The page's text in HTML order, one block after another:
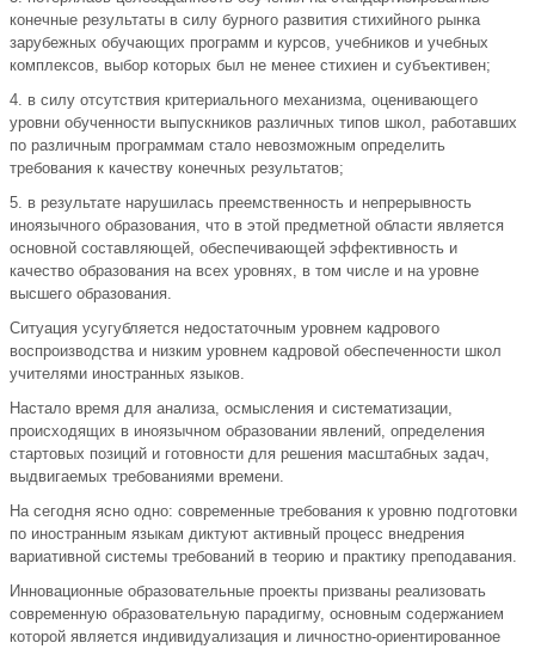
конечные результаты в силу бурного развития стихийного рынка
зарубежных обучающих программ и курсов, учебников и учебных
комплексов, выбор которых был не менее стихиен и субъективен;
4. в силу отсутствия критериального механизма, оценивающего
уровни обученности выпускников различных типов школ, работавших
по различным программам стало невозможным определить
требования к качеству конечных результатов;
5. в результате нарушилась преемственность и непрерывность
иноязычного образования, что в этой предметной области является
основной составляющей, обеспечивающей эффективность и
качество образования на всех уровнях, в том числе и на уровне
высшего образования.
Ситуация усугубляется недостаточным уровнем кадрового
воспроизводства и низким уровнем кадровой обеспеченности школ
учителями иностранных языков.
Настало время для анализа, осмысления и систематизации,
происходящих в иноязычном образовании явлений, определения
стартовых позиций и готовности для решения масштабных задач,
выдвигаемых требованиями времени.
На сегодня ясно одно: современные требования к уровню подготовки
по иностранным языкам диктуют активный процесс внедрения
вариативной системы требований в теорию и практику преподавания.
Инновационные образовательные проекты призваны реализовать
современную образовательную парадигму, основным содержанием
которой является индивидуализация и личностно-ориентированное